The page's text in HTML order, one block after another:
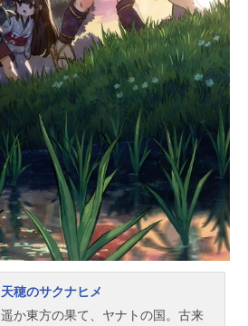
天穂のサクナヒメ
遥か東方の果て、ヤナトの国。古来